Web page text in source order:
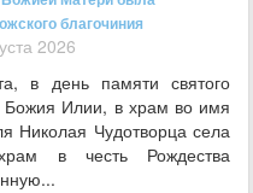
благочиния
2026
в день памяти святого
Божия Илии, в храм во имя
Николая Чудотворца села
в честь Рождества